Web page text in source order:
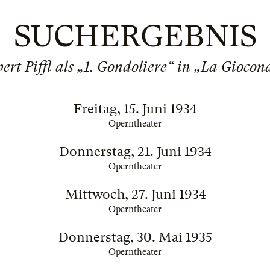
SUCHERGEBNIS
Piffl als „1. Gondoliere“ in „La
Freitag, 15. Juni 1934
Operntheater
Donnerstag, 21. Juni 1934
Operntheater
Mittwoch, 27. Juni 1934
Operntheater
Donnerstag, 30. Mai 1935
Operntheater